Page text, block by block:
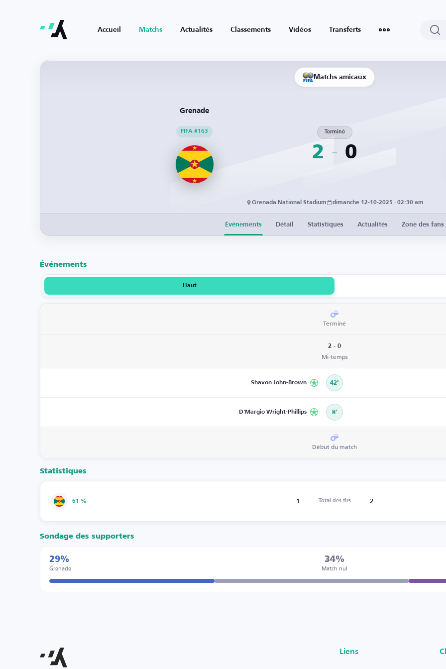
Accueil Matchs Actualités Classements Vidéos Transferts
Matchs amicaux
Grenade
FIFA #163
2
Terminé
0
Grenada National Stadium dimanche 12-10-2025 · 02:30 am
Événements Détail Statistiques Actualités Zone des fans
Événements
Haut
Terminé
2 - 0
Mi-temps
Shavon John-Brown 42’
D'Margio Wright-Phillips 8’
Début du match
Statistiques
61 % 1 Total des tirs 2
Sondage des supporters
29%
Grenade
34%
Match nul
Liens